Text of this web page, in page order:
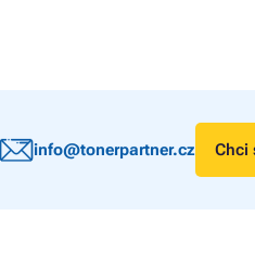
info@tonerpartner.cz Chci